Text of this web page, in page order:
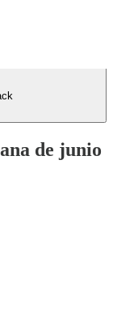
de junio